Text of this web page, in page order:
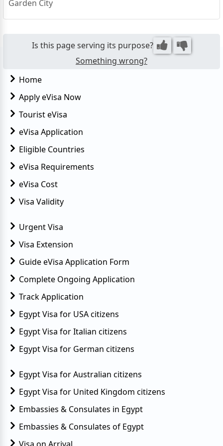
ملحقتش ارد ارجو التواصل مره اخرى
Garden City
Is this page serving its purpose?
Something wrong?
Home
Apply eVisa Now
Tourist eVisa
eVisa Application
Eligible Countries
eVisa Requirements
eVisa Cost
Visa Validity
Urgent Visa
Visa Extension
Guide eVisa Application Form
Complete Ongoing Application
Track Application
Egypt Visa for USA citizens
Egypt Visa for Italian citizens
Egypt Visa for German citizens
Egypt Visa for Australian citizens
Egypt Visa for United Kingdom citizens
Embassies & Consulates in Egypt
Embassies & Consulates of Egypt